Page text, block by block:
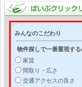
みんなのこだわり
物件探しで一番重視する
家賃
間取り・広さ
交通アクセスの良さ